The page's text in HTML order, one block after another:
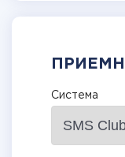
Система